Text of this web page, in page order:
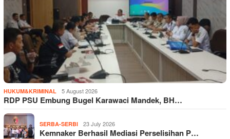
HUKUM&KRIMINAL 5 August 2026
RDP PSU Embung Bugel Karawaci Mandek, BH…
SERBA-SERBI 23 July 2026
Kemnaker Berhasil Mediasi Perselisihan P…